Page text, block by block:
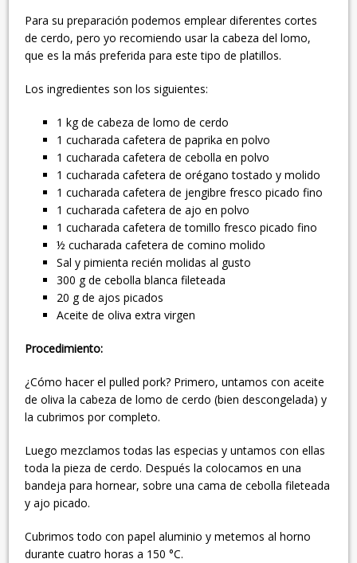
Para su preparación podemos emplear diferentes cortes
de cerdo, pero yo recomiendo usar la cabeza del lomo,
que es la más preferida para este tipo de platillos.
Los ingredientes son los siguientes:
1 kg de cabeza de lomo de cerdo
1 cucharada cafetera de paprika en polvo
1 cucharada cafetera de cebolla en polvo
1 cucharada cafetera de orégano tostado y molido
1 cucharada cafetera de jengibre fresco picado fino
1 cucharada cafetera de ajo en polvo
1 cucharada cafetera de tomillo fresco picado fino
½ cucharada cafetera de comino molido
Sal y pimienta recién molidas al gusto
300 g de cebolla blanca fileteada
20 g de ajos picados
Aceite de oliva extra virgen
Procedimiento:
¿Cómo hacer el pulled pork? Primero, untamos con aceite
de oliva la cabeza de lomo de cerdo (bien descongelada) y
la cubrimos por completo.
Luego mezclamos todas las especias y untamos con ellas
toda la pieza de cerdo. Después la colocamos en una
bandeja para hornear, sobre una cama de cebolla fileteada
y ajo picado.
Cubrimos todo con papel aluminio y metemos al horno
durante cuatro horas a 150 °C.